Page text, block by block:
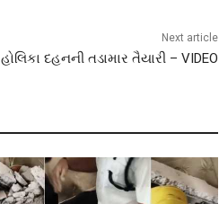
Next article
દહનની તડામાર તૈયારી – VIDEO